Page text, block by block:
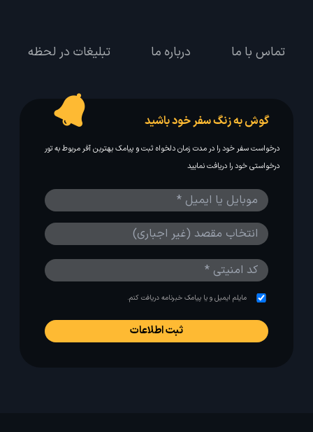
تماس با ما درباره ما تبلیغات در لحظه
گوش به زنگ سفر خود باشید
درخواست سفر خود را در مدت زمان دلخواه ثبت و پیامک بهترین آفر مربوط به تور
درخواستی خود را دریافت نمایید
مایلم ایمیل و یا پیامک خبرنامه دریافت کنم.